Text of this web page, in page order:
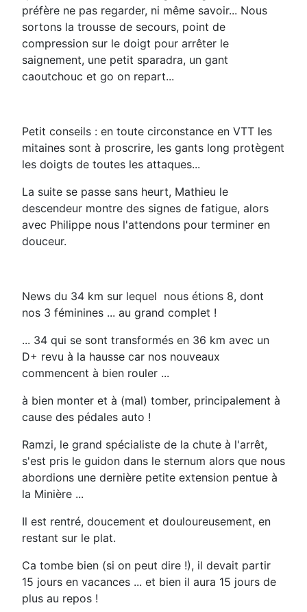
préfère ne pas regarder, ni même savoir... Nous
sortons la trousse de secours, point de
compression sur le doigt pour arrêter le
saignement, une petit sparadra, un gant
caoutchouc et go on repart...
Petit conseils : en toute circonstance en VTT les
mitaines sont à proscrire, les gants long protègent
les doigts de toutes les attaques...
La suite se passe sans heurt, Mathieu le
descendeur montre des signes de fatigue, alors
avec Philippe nous l'attendons pour terminer en
douceur.
News du 34 km sur lequel nous étions 8, dont
nos 3 féminines ... au grand complet !
... 34 qui se sont transformés en 36 km avec un
D+ revu à la hausse car nos nouveaux
commencent à bien rouler ...
à bien monter et à (mal) tomber, principalement à
cause des pédales auto !
Ramzi, le grand spécialiste de la chute à l'arrêt,
s'est pris le guidon dans le sternum alors que nous
abordions une dernière petite extension pentue à
la Minière ...
Il est rentré, doucement et douloureusement, en
restant sur le plat.
Ca tombe bien (si on peut dire !), il devait partir
15 jours en vacances ... et bien il aura 15 jours de
plus au repos !